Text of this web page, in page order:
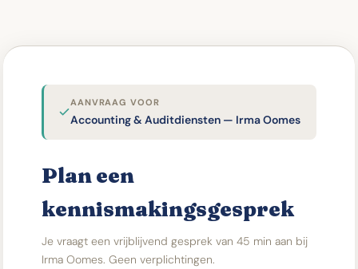
AANVRAAG VOOR
Accounting & Auditdiensten — Irma Oomes
Plan een
kennismakingsgesprek
Je vraagt een vrijblijvend gesprek van 45 min aan bij
Irma Oomes. Geen verplichtingen.